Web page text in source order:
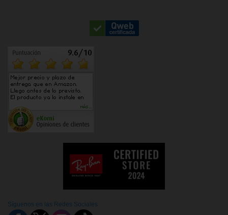
Síguenos en las Redes Sociales